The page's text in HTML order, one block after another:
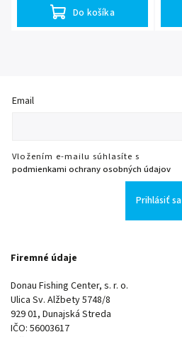
Do košíka
Email
Vložením e-mailu súhlasíte s
podmienkami ochrany osobných údajov
Prihlásiť sa
Firemné údaje
Donau Fishing Center, s. r. o.
Ulica Sv. Alžbety 5748/8
929 01, Dunajská Streda
IČO: 56003617